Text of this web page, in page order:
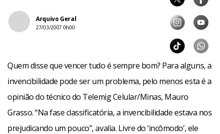
Arquivo Geral
27/03/2007 0h00
Quem disse que vencer tudo é sempre bom? Para alguns, a
invencibilidade pode ser um problema, pelo menos esta é a
opinião do técnico do Telemig Celular/Minas, Mauro
Grasso. “Na fase classificatória, a invencibilidade estava nos
prejudicando um pouco”, avalia. Livre do ‘incômodo’, ele